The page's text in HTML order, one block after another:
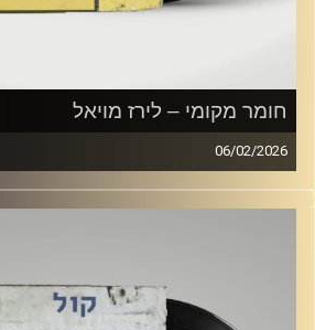
חומר מקומי – לירז מויאל
06/02/2026
שעה של מוזיקה ישראלית עם לירז מויאל